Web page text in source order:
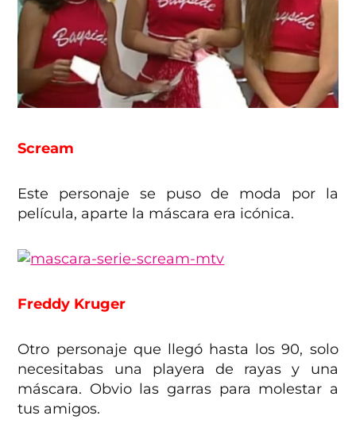
Scream
Este personaje se puso de moda por la
película, aparte la máscara era icónica.
Freddy Kruger
Otro personaje que llegó hasta los 90, solo
necesitabas una playera de rayas y una
máscara. Obvio las garras para molestar a
tus amigos.